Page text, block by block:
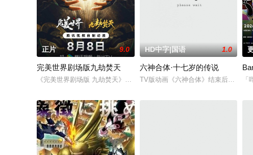
正片 9.0
​完美世界剧场版九劫焚天​
《完美世界剧场版 九劫焚天》是动画《完美世界》的第二部剧场版作品
HD中字|国语 1.0
六神合体·十七岁的传说
TV版动画《六神合体》结束后，藤川